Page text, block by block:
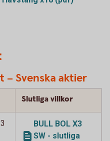
Svenska aktier
Slutliga villkor
BULL BOL X3
SW - slutliga